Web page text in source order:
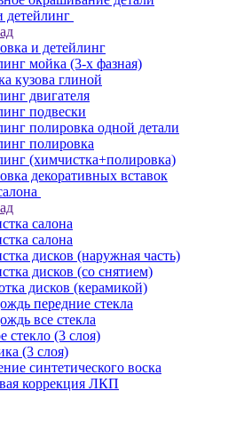
детейлинг
и детейлинг
мойка (3-х фазная)
кузова глиной
двигателя
подвески
полировка одной детали
полировка
(химчистка+полировка)
декоративных вставок
салона
салона
дисков (наружная часть)
дисков (со снятием)
дисков (керамикой)
передние стекла
все стекла
стекло (3 слоя)
(3 слоя)
синтетического воска
коррекция ЛКП